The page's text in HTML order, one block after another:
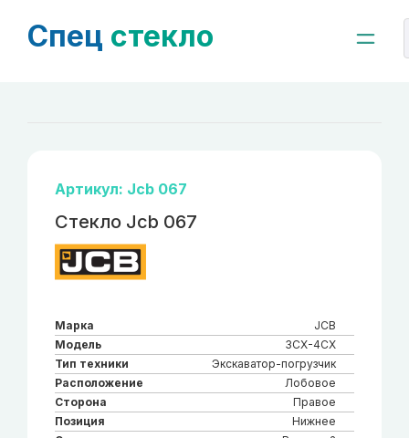
Спец стекло
Артикул: Jcb 067
Стекло Jcb 067
Марка
JCB
Модель
3CX-4CX
Тип техники
Экскаватор-погрузчик
Расположение
Лобовое
Сторона
Правое
Позиция
Нижнее